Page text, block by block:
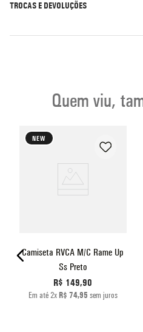
TROCAS E DEVOLUÇÕES
Quem viu,
NEW
Camiseta RVCA M/C Rame Up
Ss Preto
R$ 149,90
Em até2x R$ 74,95 sem juros